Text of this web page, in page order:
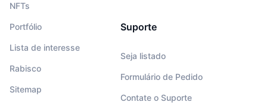
NFTs
Portfólio
Lista de interesse
Rabisco
Sitemap
Suporte
Seja listado
Formulário de Pedido
Contate o Suporte